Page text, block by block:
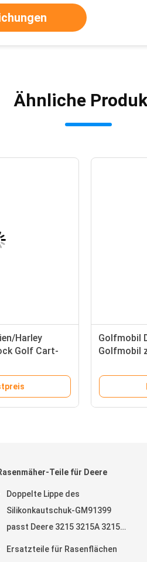
Ähnliche
Harley
Golf Cart-
Golfmobil
Golfmobil
Gas und
Teile für Deere
Doppelte Lippe des
Silikonkautschuk-GM91399
passt Deere 3215 3215A 3215B
Ersatzteile für Rasenflächen